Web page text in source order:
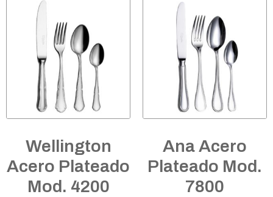
Wellington
Acero Plateado
Mod. 4200
Ana Acero
Plateado Mod.
7800